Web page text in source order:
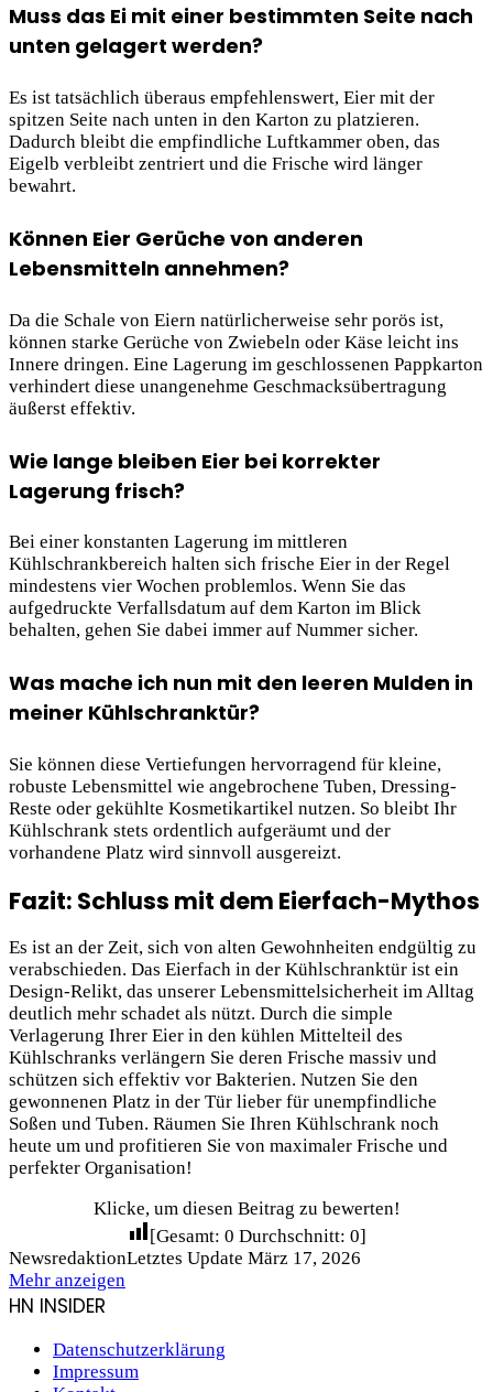
Muss das Ei mit einer bestimmten Seite nach
unten gelagert werden?
Es ist tatsächlich überaus empfehlenswert, Eier mit der
spitzen Seite nach unten in den Karton zu platzieren.
Dadurch bleibt die empfindliche Luftkammer oben, das
Eigelb verbleibt zentriert und die Frische wird länger
bewahrt.
Können Eier Gerüche von anderen
Lebensmitteln annehmen?
Da die Schale von Eiern natürlicherweise sehr porös ist,
können starke Gerüche von Zwiebeln oder Käse leicht ins
Innere dringen. Eine Lagerung im geschlossenen Pappkarton
verhindert diese unangenehme Geschmacksübertragung
äußerst effektiv.
Wie lange bleiben Eier bei korrekter
Lagerung frisch?
Bei einer konstanten Lagerung im mittleren
Kühlschrankbereich halten sich frische Eier in der Regel
mindestens vier Wochen problemlos. Wenn Sie das
aufgedruckte Verfallsdatum auf dem Karton im Blick
behalten, gehen Sie dabei immer auf Nummer sicher.
Was mache ich nun mit den leeren Mulden in
meiner Kühlschranktür?
Sie können diese Vertiefungen hervorragend für kleine,
robuste Lebensmittel wie angebrochene Tuben, Dressing-
Reste oder gekühlte Kosmetikartikel nutzen. So bleibt Ihr
Kühlschrank stets ordentlich aufgeräumt und der
vorhandene Platz wird sinnvoll ausgereizt.
Fazit: Schluss mit dem Eierfach-Mythos
Es ist an der Zeit, sich von alten Gewohnheiten endgültig zu
verabschieden. Das Eierfach in der Kühlschranktür ist ein
Design-Relikt, das unserer Lebensmittelsicherheit im Alltag
deutlich mehr schadet als nützt. Durch die simple
Verlagerung Ihrer Eier in den kühlen Mittelteil des
Kühlschranks verlängern Sie deren Frische massiv und
schützen sich effektiv vor Bakterien. Nutzen Sie den
gewonnenen Platz in der Tür lieber für unempfindliche
Soßen und Tuben. Räumen Sie Ihren Kühlschrank noch
heute um und profitieren Sie von maximaler Frische und
perfekter Organisation!
Klicke, um diesen Beitrag zu bewerten!
[Gesamt: 0 Durchschnitt: 0]
NewsredaktionLetztes Update März 17, 2026
Mehr anzeigen
HN INSIDER
Datenschutzerklärung
Impressum